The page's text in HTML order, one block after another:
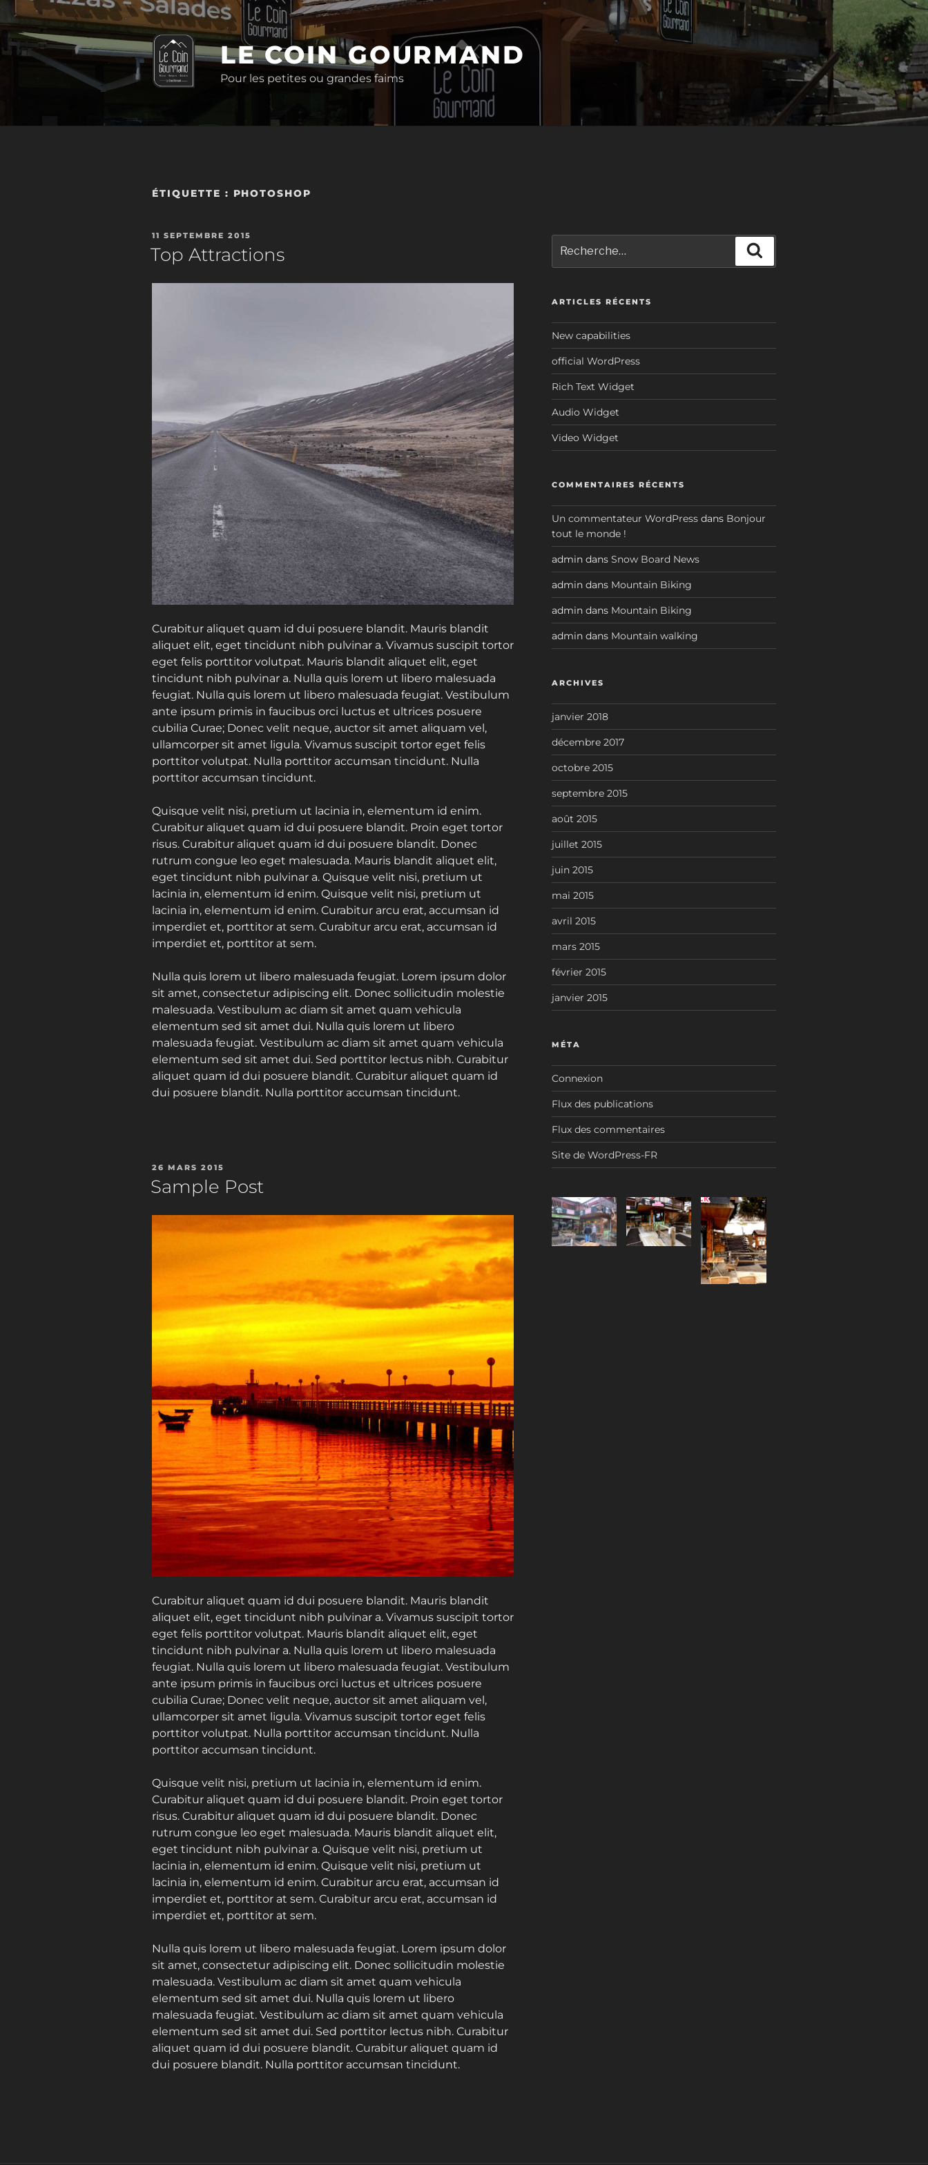
au
contenu
principal
LE COIN GOURMAND
Pour les petites ou grandes faims
ÉTIQUETTE : PHOTOSHOP
PUBLIÉ
11 SEPTEMBRE 2015
Top Attractions
Curabitur aliquet quam id dui posuere blandit. Mauris blandit
aliquet elit, eget tincidunt nibh pulvinar a. Vivamus suscipit tortor
eget felis porttitor volutpat. Mauris blandit aliquet elit, eget
tincidunt nibh pulvinar a. Nulla quis lorem ut libero malesuada
feugiat. Nulla quis lorem ut libero malesuada feugiat. Vestibulum
ante ipsum primis in faucibus orci luctus et ultrices posuere
cubilia Curae; Donec velit neque, auctor sit amet aliquam vel,
ullamcorper sit amet ligula. Vivamus suscipit tortor eget felis
porttitor volutpat. Nulla porttitor accumsan tincidunt. Nulla
porttitor accumsan tincidunt.
Quisque velit nisi, pretium ut lacinia in, elementum id enim.
Curabitur aliquet quam id dui posuere blandit. Proin eget tortor
risus. Curabitur aliquet quam id dui posuere blandit. Donec
rutrum congue leo eget malesuada. Mauris blandit aliquet elit,
eget tincidunt nibh pulvinar a. Quisque velit nisi, pretium ut
lacinia in, elementum id enim. Quisque velit nisi, pretium ut
lacinia in, elementum id enim. Curabitur arcu erat, accumsan id
imperdiet et, porttitor at sem. Curabitur arcu erat, accumsan id
imperdiet et, porttitor at sem.
Nulla quis lorem ut libero malesuada feugiat. Lorem ipsum dolor
sit amet, consectetur adipiscing elit. Donec sollicitudin molestie
malesuada. Vestibulum ac diam sit amet quam vehicula
elementum sed sit amet dui. Nulla quis lorem ut libero
malesuada feugiat. Vestibulum ac diam sit amet quam vehicula
elementum sed sit amet dui. Sed porttitor lectus nibh. Curabitur
aliquet quam id dui posuere blandit. Curabitur aliquet quam id
dui posuere blandit. Nulla porttitor accumsan tincidunt.
PUBLIÉ
26 MARS 2015
Sample Post
Curabitur aliquet quam id dui posuere blandit. Mauris blandit
aliquet elit, eget tincidunt nibh pulvinar a. Vivamus suscipit tortor
eget felis porttitor volutpat. Mauris blandit aliquet elit, eget
tincidunt nibh pulvinar a. Nulla quis lorem ut libero malesuada
feugiat. Nulla quis lorem ut libero malesuada feugiat. Vestibulum
ante ipsum primis in faucibus orci luctus et ultrices posuere
cubilia Curae; Donec velit neque, auctor sit amet aliquam vel,
ullamcorper sit amet ligula. Vivamus suscipit tortor eget felis
porttitor volutpat. Nulla porttitor accumsan tincidunt. Nulla
porttitor accumsan tincidunt.
Quisque velit nisi, pretium ut lacinia in, elementum id enim.
Curabitur aliquet quam id dui posuere blandit. Proin eget tortor
risus. Curabitur aliquet quam id dui posuere blandit. Donec
rutrum congue leo eget malesuada. Mauris blandit aliquet elit,
eget tincidunt nibh pulvinar a. Quisque velit nisi, pretium ut
lacinia in, elementum id enim. Quisque velit nisi, pretium ut
lacinia in, elementum id enim. Curabitur arcu erat, accumsan id
imperdiet et, porttitor at sem. Curabitur arcu erat, accumsan id
imperdiet et, porttitor at sem.
Nulla quis lorem ut libero malesuada feugiat. Lorem ipsum dolor
sit amet, consectetur adipiscing elit. Donec sollicitudin molestie
malesuada. Vestibulum ac diam sit amet quam vehicula
elementum sed sit amet dui. Nulla quis lorem ut libero
malesuada feugiat. Vestibulum ac diam sit amet quam vehicula
elementum sed sit amet dui. Sed porttitor lectus nibh. Curabitur
aliquet quam id dui posuere blandit. Curabitur aliquet quam id
dui posuere blandit. Nulla porttitor accumsan tincidunt.
pour
:
ARTICLES RÉCENTS
New capabilities
official WordPress
Rich Text Widget
Audio Widget
Video Widget
COMMENTAIRES RÉCENTS
Un commentateur WordPressdans Bonjour
tout le monde !
admindans Snow Board News
admindans Mountain Biking
admindans Mountain Biking
admindans Mountain walking
ARCHIVES
janvier 2018
décembre 2017
octobre 2015
septembre 2015
août 2015
juillet 2015
juin 2015
mai 2015
avril 2015
mars 2015
février 2015
janvier 2015
MÉTA
Connexion
Flux des publications
Flux des commentaires
Site de WordPress-FR